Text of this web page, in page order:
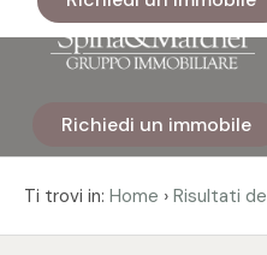
Richiedi un immobile
Ti trovi in: Home › Risultati
Immobili
Codice
Contratto